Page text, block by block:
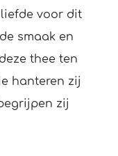
voor dit
smaak en
thee ten
hanteren zij
zij